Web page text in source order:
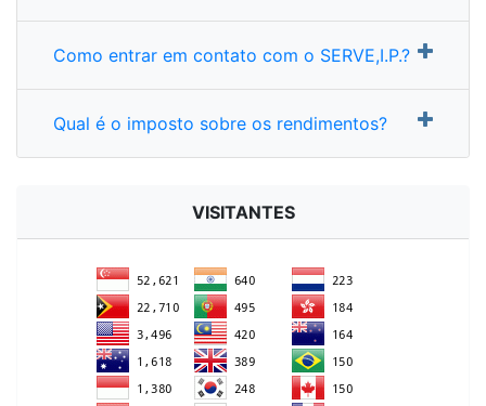
Como entrar em contato com o SERVE,I.P.?
Qual é o imposto sobre os rendimentos?
VISITANTES